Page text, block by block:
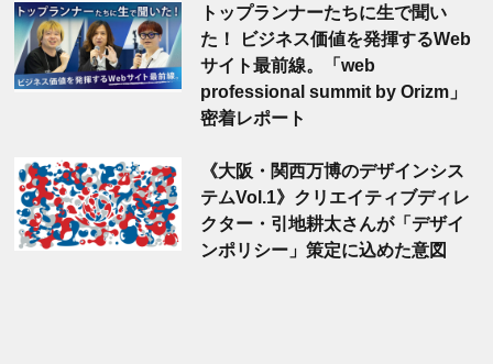
トップランナーたちに生で聞い
た！ ビジネス価値を発揮するWeb
サイト最前線。「web
professional summit by Orizm」
密着レポート
《大阪・関西万博のデザインシス
テムVol.1》クリエイティブディレ
クター・引地耕太さんが「デザイ
ンポリシー」策定に込めた意図